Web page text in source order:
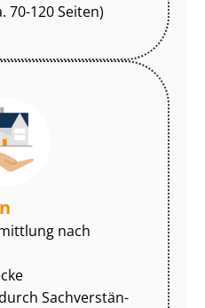
70-120 Seiten)
nach
Sach­ver­stän­